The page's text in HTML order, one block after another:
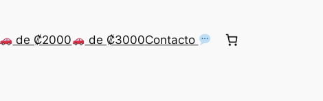
de ₡2000 de ₡3000Contacto